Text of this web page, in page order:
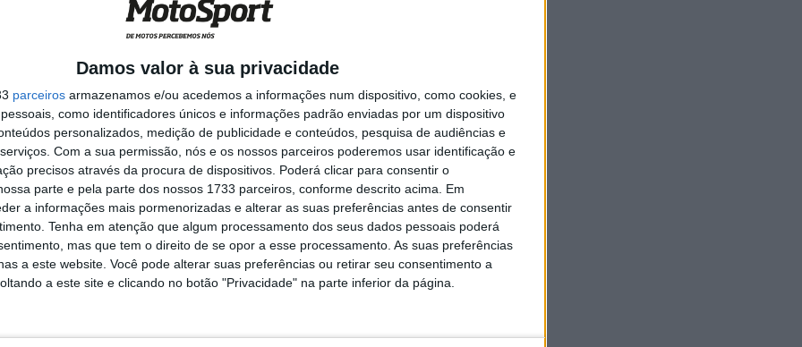
Damos valor à sua privacidade
parceiros armazenamos e/ou acedemos a informações num dispositivo, como cookies, e
como identificadores únicos e informações padrão enviadas por um dispositivo
personalizados, medição de publicidade e conteúdos, pesquisa de audiências e
Com a sua permissão, nós e os nossos parceiros poderemos usar identificação e
precisos através da procura de dispositivos. Poderá clicar para consentir o
parte e pela parte dos nossos 1733 parceiros, conforme descrito acima. Em
a informações mais pormenorizadas e alterar as suas preferências antes de consentir
Tenha em atenção que algum processamento dos seus dados pessoais poderá
mas que tem o direito de se opor a esse processamento. As suas preferências
a este website. Você pode alterar suas preferências ou retirar seu consentimento a
a este site e clicando no botão "Privacidade" na parte inferior da página.
MotoGP: ‘Hat-trick’ Aprilia
em Silverstone! Primeiras
impressões de Raúl, Martín e
Bezzecchi
9 AGOSTO, 2026
segunda metade da temporada, resta saber se
competitivo e provar que merece vestir as cores da